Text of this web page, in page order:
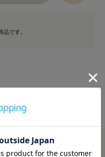
です。
のご注文専用ページです※